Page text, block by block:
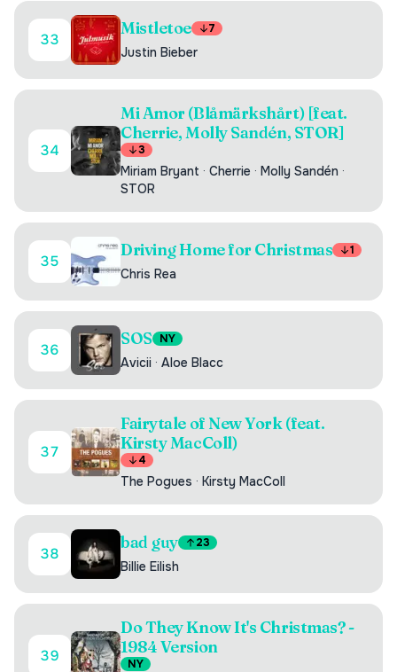
33
Mistletoe 7
Justin Bieber
34
Mi Amor (Blåmärkshårt) [feat.
Cherrie, Molly Sandén, STOR]
3
Miriam Bryant · Cherrie · Molly Sandén ·
STOR
35
Driving Home for Christmas 1
Chris Rea
36
SOS NY
Avicii · Aloe Blacc
37
Fairytale of New York (feat.
Kirsty MacColl)
4
The Pogues · Kirsty MacColl
38
bad guy 23
Billie Eilish
39
Do They Know It's Christmas? -
1984 Version
NY